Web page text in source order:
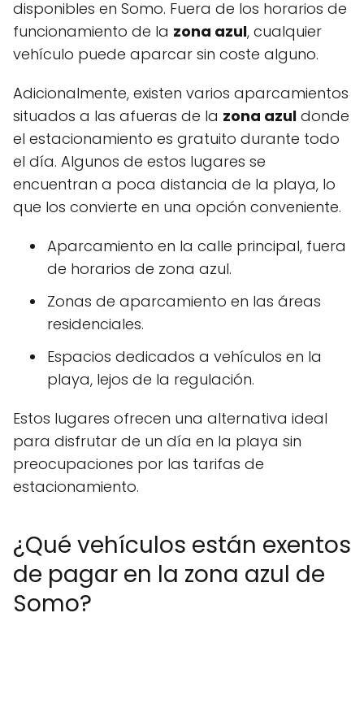
disponibles en Somo. Fuera de los horarios de
funcionamiento de la zona azul, cualquier
vehículo puede aparcar sin coste alguno.
Adicionalmente, existen varios aparcamientos
situados a las afueras de la zona azul donde
el estacionamiento es gratuito durante todo
el día. Algunos de estos lugares se
encuentran a poca distancia de la playa, lo
que los convierte en una opción conveniente.
Aparcamiento en la calle principal, fuera
de horarios de zona azul.
Zonas de aparcamiento en las áreas
residenciales.
Espacios dedicados a vehículos en la
playa, lejos de la regulación.
Estos lugares ofrecen una alternativa ideal
para disfrutar de un día en la playa sin
preocupaciones por las tarifas de
estacionamiento.
¿Qué vehículos están exentos
de pagar en la zona azul de
Somo?